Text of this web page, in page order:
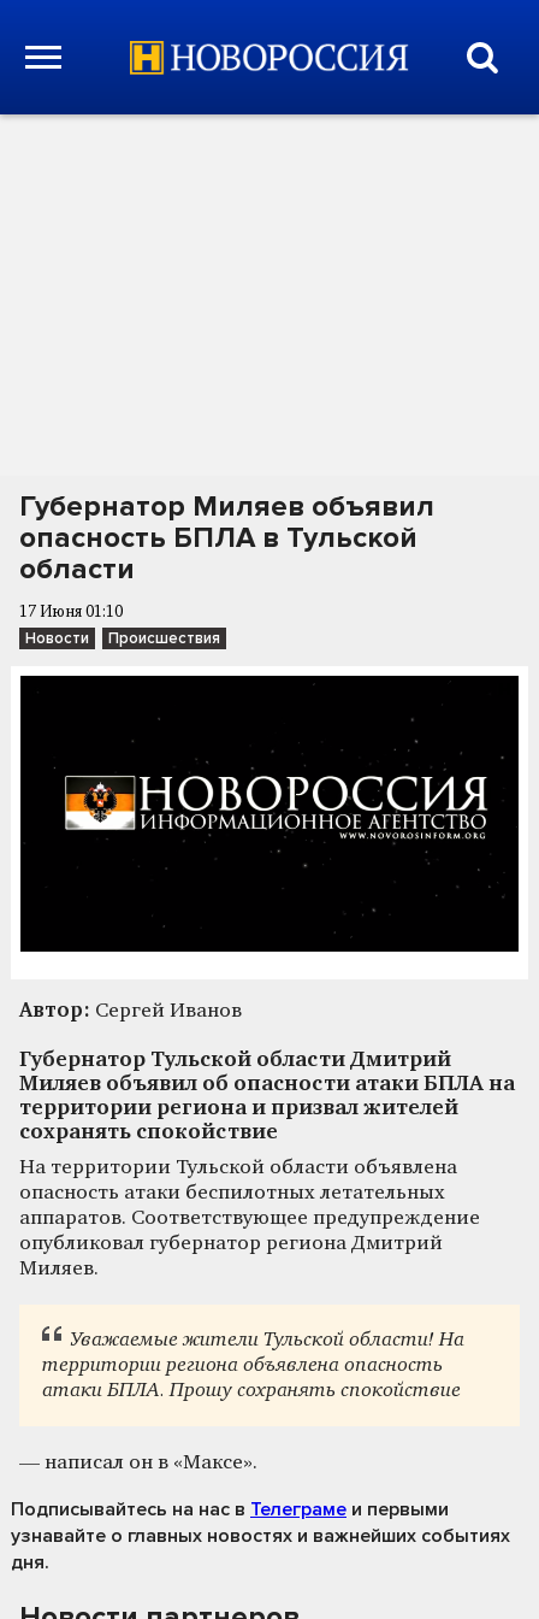
Губернатор Миляев объявил
опасность БПЛА в Тульской
области
17 Июня 01:10
Новости Происшествия
Автор: Сергей Иванов
Губернатор Тульской области Дмитрий
Миляев объявил об опасности атаки БПЛА на
территории региона и призвал жителей
сохранять спокойствие
На территории Тульской области объявлена
опасность атаки беспилотных летательных
аппаратов. Соответствующее предупреждение
опубликовал губернатор региона Дмитрий
Миляев.
Уважаемые жители Тульской области! На
территории региона объявлена опасность
атаки БПЛА. Прошу сохранять спокойствие
— написал он в «Максе».
Подписывайтесь на нас в Телеграме и первыми
узнавайте о главных новостях и важнейших событиях
дня.